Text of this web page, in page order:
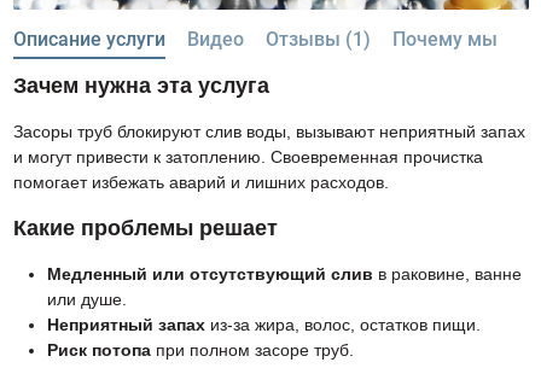
Описание услуги Видео Отзывы (1) Почему мы
Зачем нужна эта услуга
Засоры труб блокируют слив воды, вызывают неприятный запах
и могут привести к затоплению. Своевременная прочистка
помогает избежать аварий и лишних расходов.
Какие проблемы решает
Медленный или отсутствующий слив в раковине, ванне
или душе.
Неприятный запахиз-за жира, волос, остатков пищи.
Риск потопапри полном засоре труб.